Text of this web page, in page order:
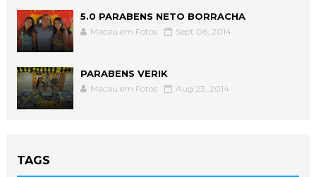
5.0 PARABENS NETO BORRACHA
Macau em Fotos Sept 06, 2014
PARABENS VERIK
Macau em Fotos Aug 23, 2014
TAGS